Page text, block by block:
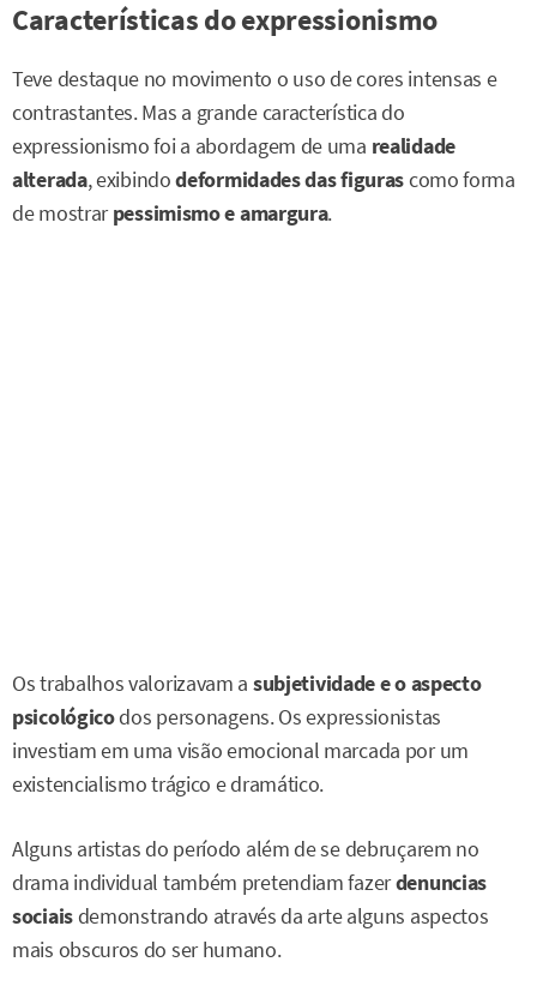
Características do expressionismo
Teve destaque no movimento o uso de cores intensas e
contrastantes. Mas a grande característica do
expressionismo foi a abordagem de uma realidade
alterada, exibindodeformidades das figurascomo forma
de mostrarpessimismo e amargura.
Os trabalhos valorizavam a subjetividade e o aspecto
psicológicodos personagens. Os expressionistas
investiam em uma visão emocional marcada por um
existencialismo trágico e dramático.
Alguns artistas do período além de se debruçarem no
drama individual também pretendiam fazerdenuncias
sociaisdemonstrando através da arte alguns aspectos
mais obscuros do ser humano.